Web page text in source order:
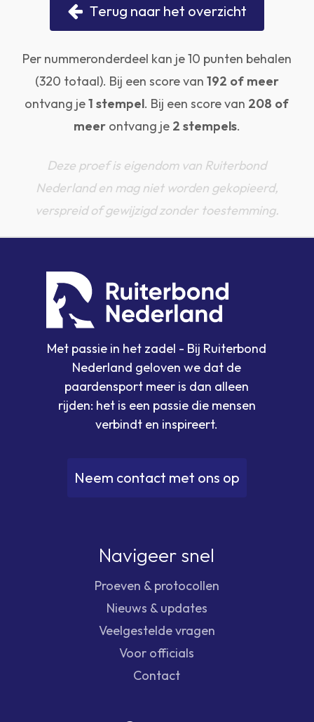
Terug naar het overzicht
Per nummeronderdeel kan je 10 punten behalen
(320 totaal). Bij een score van 192 of meer
ontvang je1 stempel. Bij een score van 208 of
meerontvang je 2 stempels.
Deze proef is eigendom van Ruiterbond
Nederland en mag niet worden gekopieerd,
verspreid of gewijzigd zonder toestemming.
Met passie in het zadel - Bij Ruiterbond
Nederland geloven we dat de
paardensport meer is dan alleen
rijden: het is een passie die mensen
verbindt en inspireert.
Neem contact met ons op
Navigeer snel
Proeven & protocollen
Nieuws & updates
Veelgestelde vragen
Voor officials
Contact